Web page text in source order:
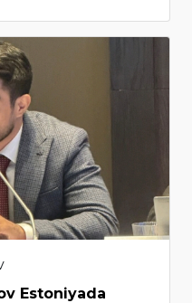
Estoniyada